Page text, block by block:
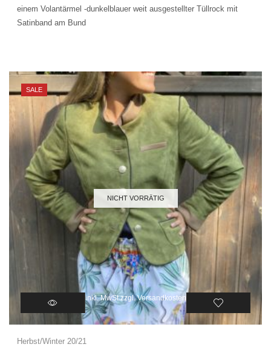
einem Volantärmel -dunkelblauer weit ausgestellter Tüllrock mit
Satinband am Bund
NICHT VORRÄTIG
SALE
inkl. MwSt.zzgl.Versandkosten
Herbst/Winter 20/21